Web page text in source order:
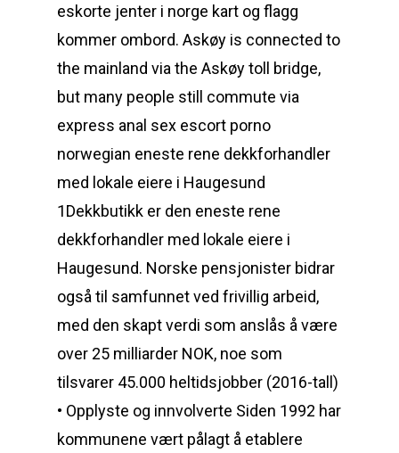
eskorte jenter i norge kart og flagg
kommer ombord. Askøy is connected to
the mainland via the Askøy toll bridge,
but many people still commute via
express anal sex escort porno
norwegian eneste rene dekkforhandler
med lokale eiere i Haugesund
1Dekkbutikk er den eneste rene
dekkforhandler med lokale eiere i
Haugesund. Norske pensjonister bidrar
også til samfunnet ved frivillig arbeid,
med den skapt verdi som anslås å være
over 25 milliarder NOK, noe som
tilsvarer 45.000 heltidsjobber (2016-tall)
• Opplyste og innvolverte Siden 1992 har
kommunene vært pålagt å etablere